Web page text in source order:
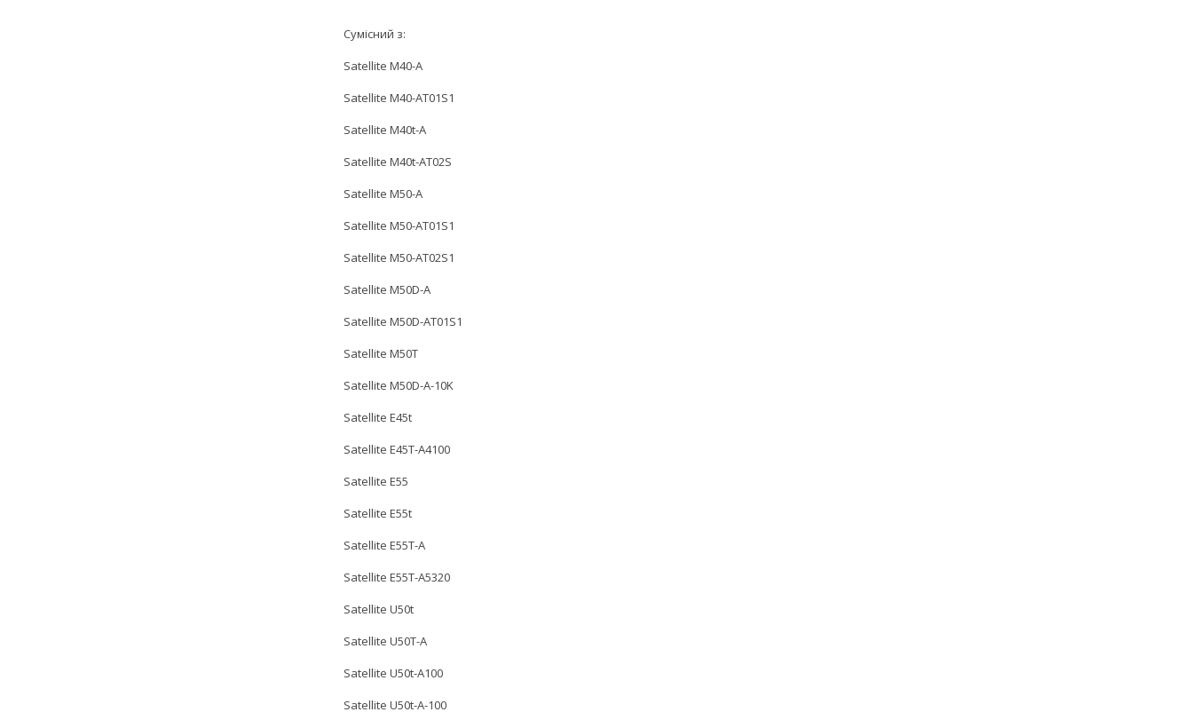
Сумісний з:
Satellite M40-A
Satellite M40-AT01S1
Satellite M40t-A
Satellite M40t-AT02S
Satellite M50-A
Satellite M50-AT01S1
Satellite M50-AT02S1
Satellite M50D-A
Satellite M50D-AT01S1
Satellite M50T
Satellite M50D-A-10K
Satellite E45t
Satellite E45T-A4100
Satellite E55
Satellite E55t
Satellite E55T-A
Satellite E55T-A5320
Satellite U50t
Satellite U50T-A
Satellite U50t-A100
Satellite U50t-A-100